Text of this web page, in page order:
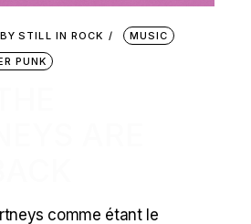
BY STILL IN ROCK
MUSIC
PUNK
comme étant le